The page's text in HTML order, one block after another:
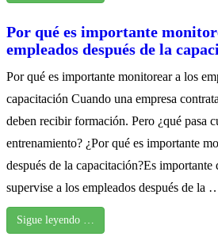
Por qué es importante
empleados después de la
Por qué es importante monitorear a los
capacitación Cuando una empresa
deben recibir formación. Pero ¿qué pasa
entrenamiento? ¿Por qué es importante
después de la capacitación?Es importante
supervise a los empleados después de la
Sigue leyendo …